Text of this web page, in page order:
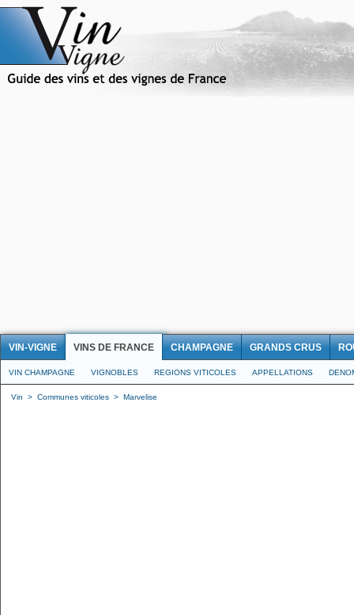
VIN-VIGNE VINS DE FRANCE CHAMPAGNE GRANDS CRUS
VIN CHAMPAGNE VIGNOBLES REGIONS VITICOLES APPELLATIONS
Vin > Communes viticoles > Marvelise